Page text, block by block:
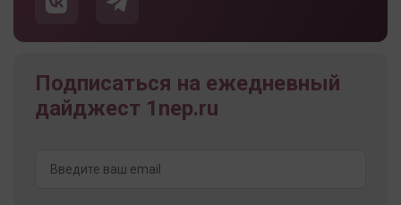
Подписаться на ежедневный
дайджест 1nep.ru